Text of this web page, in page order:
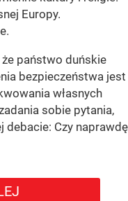
Europy.
państwo duńskie
bezpieczeństwa jest
własnych
sobie pytania,
Czy naprawdę